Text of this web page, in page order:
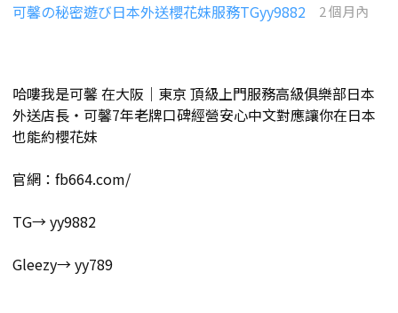
可馨の秘密遊び日本外送櫻花妹服務TGyy9882 2 個月內
哈嘍我是可馨 在大阪｜東京 頂級上門服務高級俱樂部日本
外送店長・可馨7年老牌口碑經營安心中文對應讓你在日本
也能約櫻花妹
官網：fb664.com/
TG→ yy9882
Gleezy→ yy789